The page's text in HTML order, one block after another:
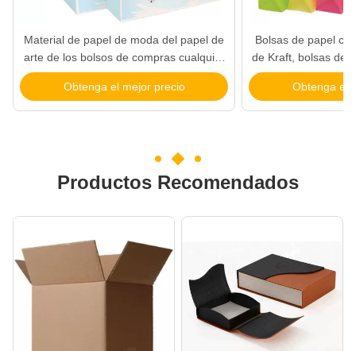
Material de papel de moda del papel de
arte de los bolsos de compras cualquier
logotipo disponible
Obtenga el mejor precio
Bolsas de papel
de Kraft, bolsas de
Brown para los
Obtenga el
Productos Recomendados